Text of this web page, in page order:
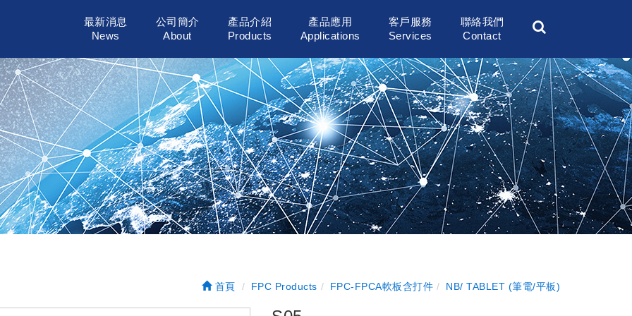
最新消息
News
公司簡介
About
產品介紹
Products
產品應用
Applications
客戶服務
Services
聯絡我們
Contact
首頁 FPC Products FPC-FPCA軟板含打件 NB/ TABLET (筆電/平板)